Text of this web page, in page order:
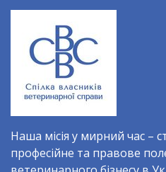
Наша місія у мирний час –
професійне та правове